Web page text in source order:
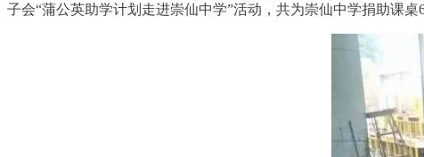
子会“蒲公英助学计划走进崇仙中学”活动，共为崇仙中学捐助课